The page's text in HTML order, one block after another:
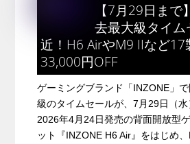
【7月29日まで
去最大級タイ
近！H6 AirやM9 IIなど17
33,000円OFF
ゲーミングブランド「INZONE」
級のタイムセールが、7月29日（水
2026年4月24日発売の背面開放型
ット『INZONE H6 Air』をはじめ